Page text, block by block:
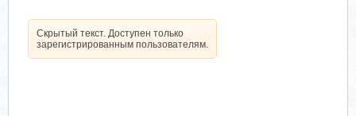
Скрытый текст. Доступен только
зарегистрированным пользователям.